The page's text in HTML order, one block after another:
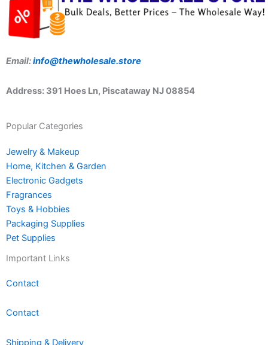
Email:info@thewholesale.store
Address: 391 Hoes Ln, Piscataway NJ 08854
Popular Categories
Jewelry & Makeup
Home, Kitchen & Garden
Electronic Gadgets
Fragrances
Toys & Hobbies
Packaging Supplies
Pet Supplies
Important Links
Contact
Contact
Shipping & Delivery